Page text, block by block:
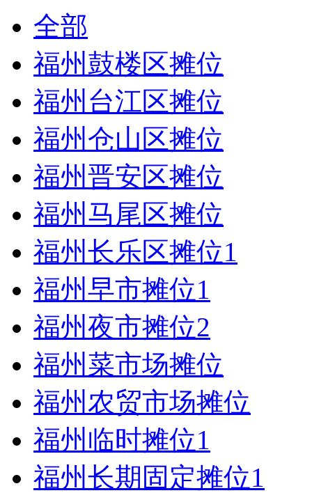
全部
福州鼓楼区摊位
福州台江区摊位
福州仓山区摊位
福州晋安区摊位
福州马尾区摊位
福州长乐区摊位1
福州早市摊位1
福州夜市摊位2
福州菜市场摊位
福州农贸市场摊位
福州临时摊位1
福州长期固定摊位1